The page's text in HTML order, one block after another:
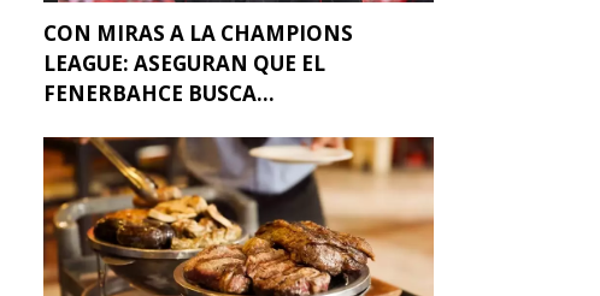
CON MIRAS A LA CHAMPIONS
LEAGUE: ASEGURAN QUE EL
FENERBAHCE BUSCA...